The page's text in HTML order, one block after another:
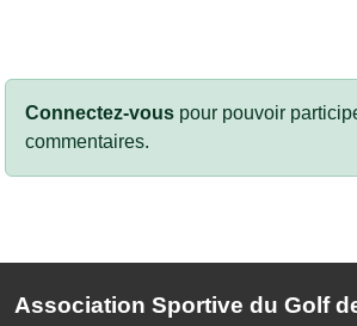
Connectez-vous pour pouvoir
commentaires.
Association Sportive du Golf